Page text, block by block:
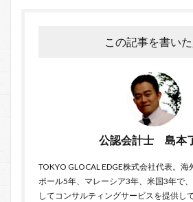
この記事を書いた
公認会計士 島本
TOKYO GLOCAL EDGE株式会社代表。海
ポール5年、マレーシア3年、米国3年で
してコンサルティングサービスを提供し